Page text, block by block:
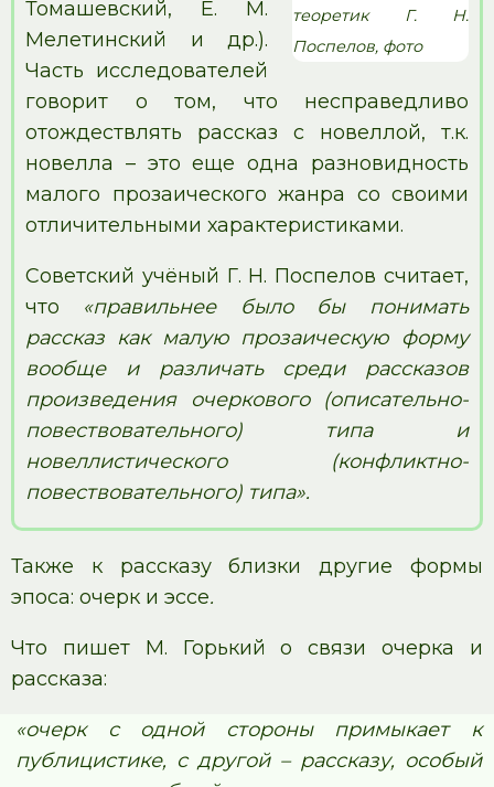
теоретик Г. Н.
Поспелов, фото
Томашевский, Е. М.
Мелетинский и др.).
Часть исследователей
говорит о том, что несправедливо
отождествлять рассказ с новеллой, т.к.
новелла – это еще одна разновидность
малого прозаического жанра со своими
отличительными характеристиками.
Советский учёный Г. Н. Поспелов считает,
что «правильнее было бы понимать
рассказ как малую прозаическую форму
вообще и различать среди рассказов
произведения очеркового (описательно-
повествовательного) типа и
новеллистического (конфликтно-
повествовательного) типа».
Также к рассказу близки другие формы
эпоса: очерк и эссе.
Что пишет М. Горький о связи очерка и
рассказа:
«очерк с одной стороны примыкает к
публицистике, с другой – рассказу, особый